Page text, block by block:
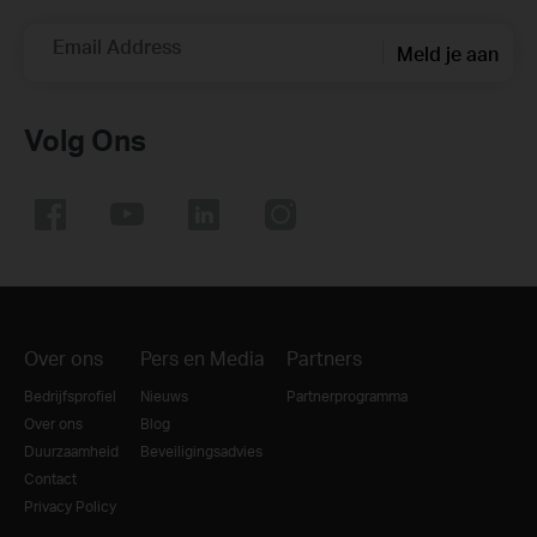
Email Address Meld je aan
Volg Ons
Over ons
Bedrijfsprofiel
Over ons
Duurzaamheid
Contact
Privacy Policy
Pers en Media
Nieuws
Blog
Beveiligingsadvies
Partners
Partnerprogramma